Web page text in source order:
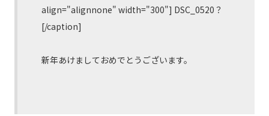
align="alignnone" width="300"] DSC_0520？
[/caption]
新年あけましておめでとうございます。